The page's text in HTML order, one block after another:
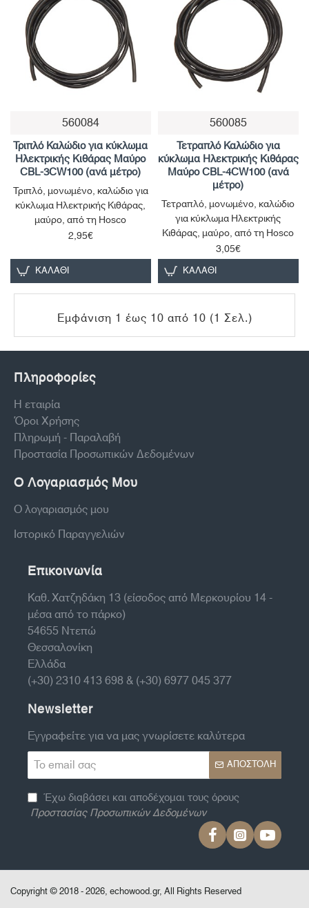
560084
Τριπλό Καλώδιο για κύκλωμα
Ηλεκτρικής Κιθάρας Μαύρο
CBL-3CW100 (ανά μέτρο)
Τριπλό, μονωμένο, καλώδιο για
κύκλωμα Ηλεκτρικής Κιθάρας,
μαύρο, από τη Hosco
2,95€
ΚΑΛΆΘΙ
560085
Τετραπλό Καλώδιο για
κύκλωμα Ηλεκτρικής Κιθάρας
Μαύρο CBL-4CW100 (ανά
μέτρο)
Τετραπλό, μονωμένο, καλώδιο
για κύκλωμα Ηλεκτρικής
Κιθάρας, μαύρο, από τη Hosco
3,05€
ΚΑΛΆΘΙ
Εμφάνιση 1 έως 10 από 10 (1 Σελ.)
Πληροφορίες
Η εταιρία
Όροι Χρήσης
Πληρωμή - Παραλαβή
Προστασία Προσωπικών Δεδομένων
Ο Λογαριασμός Μου
Ο λογαριασμός μου
Ιστορικό Παραγγελιών
Επικοινωνία
Καθ. Χατζηδάκη 13 (είσοδος από Μερκουρίου 14 -
μέσα από το πάρκο)
54655 Ντεπώ
Θεσσαλονίκη
Ελλάδα
(+30) 2310 413 698 & (+30) 6977 045 377
Newsletter
Εγγραφείτε για να μας γνωρίσετε καλύτερα
Το
email
σας
ΑΠΟΣΤΟΛΉ
Έχω διαβάσει και αποδέχομαι τους όρους
Προστασίας Προσωπικών Δεδομένων
Copyright © 2018 - 2026, echowood.gr, All Rights Reserved